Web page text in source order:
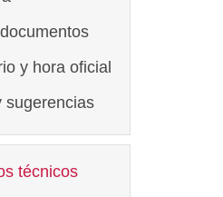
y hora oficial
sugerencias
técnicos